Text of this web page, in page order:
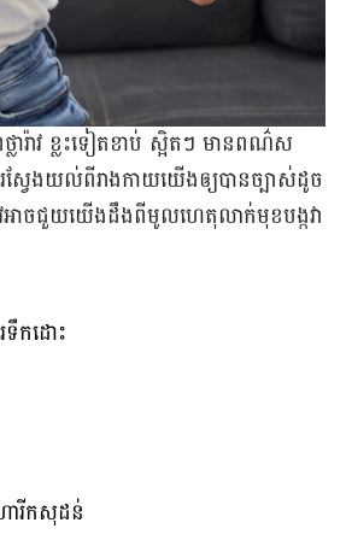
ា​រ៉ាវ ខ្លះ​ទៀត​ខាប់ ស្អិតៗ មាន​ពណ៌​ស
ស្វែង​យល់​ពី​រាងកាយ​យើង​ឲ្យ​បាន​ច្បាស់​ដូច​
អាច​ជួយ​យើង​ដឹង​ពី​មូល​ហេតុ​លាក់​មុខ​បង្ក​វា​
កដោះ
រីក​សុដន់